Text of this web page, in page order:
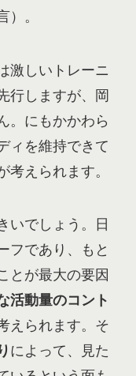
）。
激しいトレーニ
行しますが、岡
。にもかかわら
ィを維持できて
考えられます。
いでしょう。日
フであり、もと
とが最大の要因
活動量のコント
えられます。そ
によって、見た